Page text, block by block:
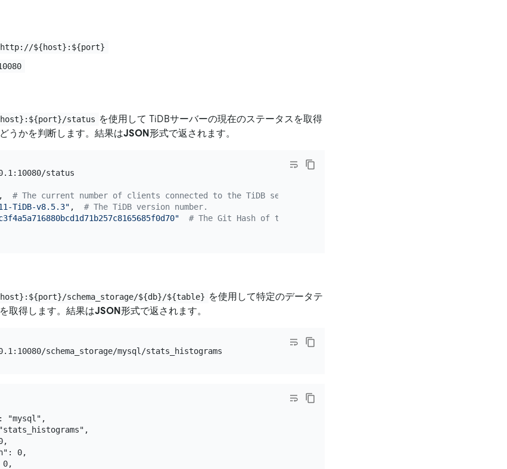
http://${host}:${port}
status を使用して TiDBサーバーの現在のステータスを取得
うかを判断します。結果はJSON形式で返されます。
status
# The current number of clients connected to the TiDB server.
TiDB-v8.5.3" , # The TiDB version number.
# The Git Hash of the current TiDB code.
schema_storage/${db}/${table} を使用して特定のデータテ
取得します。結果はJSON形式で返されます。
"mysql",
0,
0,